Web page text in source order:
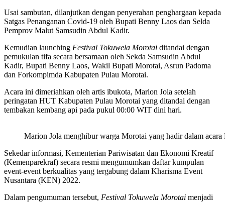
Usai sambutan, dilanjutkan dengan penyerahan penghargaan kepada
Satgas Penanganan Covid-19 oleh Bupati Benny Laos dan Selda
Pemprov Malut Samsudin Abdul Kadir.
Kemudian launching Festival Tokuwela Morotai ditandai dengan
pemukulan tifa secara bersamaan oleh Sekda Samsudin Abdul
Kadir, Bupati Benny Laos, Wakil Bupati Morotai, Asrun Padoma
dan Forkompimda Kabupaten Pulau Morotai.
Acara ini dimeriahkan oleh artis ibukota, Marion Jola setelah
peringatan HUT Kabupaten Pulau Morotai yang ditandai dengan
tembakan kembang api pada pukul 00:00 WIT dini hari.
Marion Jola menghibur warga Morotai yang hadir dalam
Sekedar informasi, Kementerian Pariwisatan dan Ekonomi Kreatif
(Kemenparekraf) secara resmi mengumumkan daftar kumpulan
event-event berkualitas yang tergabung dalam Kharisma Event
Nusantara (KEN) 2022.
Dalam pengumuman tersebut, Festival Tokuwela Morotai menjadi